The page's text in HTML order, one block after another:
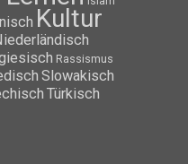
Kultur
Rassismus
Slowakisch
Türkisch